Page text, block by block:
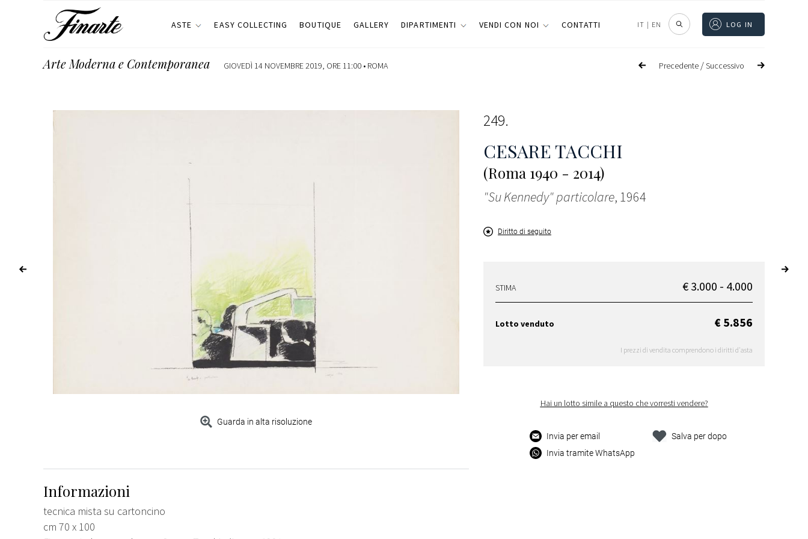
ASTE EASY COLLECTING BOUTIQUE GALLERY DIPARTIMENTI VENDI CON NOI CONTATTI IT | EN LOG IN
Precedente /Successivo
Arte Moderna e Contemporanea GIOVEDÌ 14 NOVEMBRE 2019, ORE 11:00 • ROMA
Guarda in alta risoluzione
249
CESARE TACCHI
(Roma 1940 - 2014)
"Su Kennedy" particolare, 1964
Diritto di seguito
STIMA € 3.000 - 4.000
Lotto venduto € 5.856
I prezzi di vendita comprendono i diritti d'asta
Hai un lotto simile a questo che vorresti vendere?
Invia per email
Invia tramite WhatsApp
Salva per dopo
Informazioni
tecnica mista su cartoncino
cm 70 x 100